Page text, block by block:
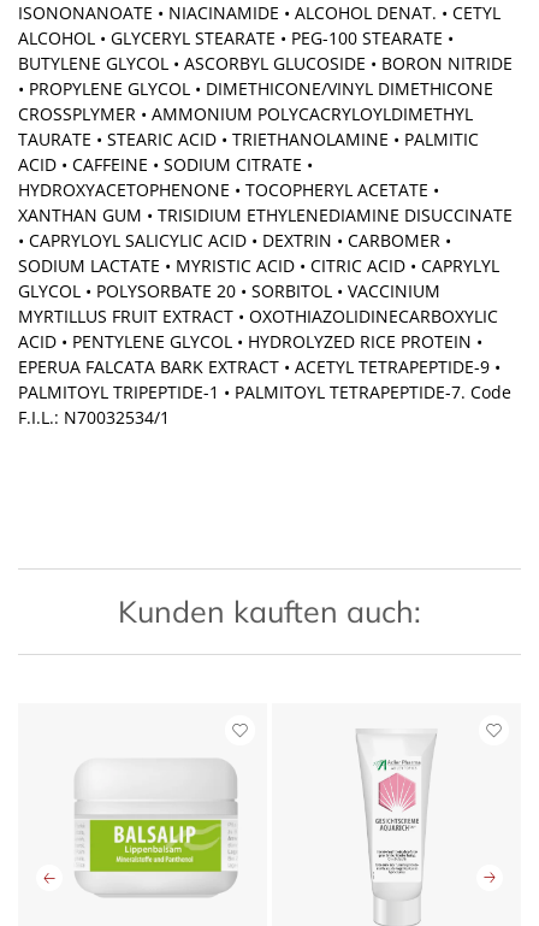
ISONONANOATE • NIACINAMIDE • ALCOHOL DENAT. • CETYL
ALCOHOL • GLYCERYL STEARATE • PEG-100 STEARATE •
BUTYLENE GLYCOL • ASCORBYL GLUCOSIDE • BORON NITRIDE
• PROPYLENE GLYCOL • DIMETHICONE/VINYL DIMETHICONE
CROSSPLYMER • AMMONIUM POLYCACRYLOYLDIMETHYL
TAURATE • STEARIC ACID • TRIETHANOLAMINE • PALMITIC
ACID • CAFFEINE • SODIUM CITRATE •
HYDROXYACETOPHENONE • TOCOPHERYL ACETATE •
XANTHAN GUM • TRISIDIUM ETHYLENEDIAMINE DISUCCINATE
• CAPRYLOYL SALICYLIC ACID • DEXTRIN • CARBOMER •
SODIUM LACTATE • MYRISTIC ACID • CITRIC ACID • CAPRYLYL
GLYCOL • POLYSORBATE 20 • SORBITOL • VACCINIUM
MYRTILLUS FRUIT EXTRACT • OXOTHIAZOLIDINECARBOXYLIC
ACID • PENTYLENE GLYCOL • HYDROLYZED RICE PROTEIN •
EPERUA FALCATA BARK EXTRACT • ACETYL TETRAPEPTIDE-9 •
PALMITOYL TRIPEPTIDE-1 • PALMITOYL TETRAPEPTIDE-7. Code
F.I.L.: N70032534/1
Kunden kauften auch: